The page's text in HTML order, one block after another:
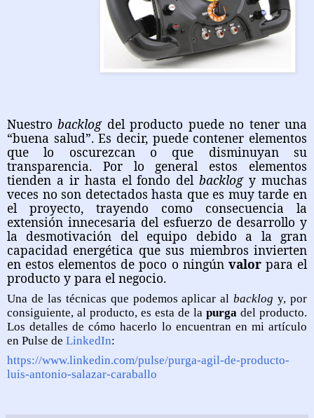
Nuestrobacklogdel producto puede no tener una
“buena salud”. Es decir, puede contener elementos
que lo oscurezcan o que disminuyan su
transparencia. Por lo general estos elementos
tienden a ir hasta el fondo delbacklogy muchas
veces no son detectados hasta que es muy tarde en
el proyecto, trayendo como consecuencia la
extensión innecesaria del esfuerzo de desarrollo y
la desmotivación del equipo debido a la gran
capacidad energética que sus miembros invierten
en estos elementos de poco o ningún valorpara el
producto y para el negocio.
Una de las técnicas que podemos aplicar albacklog y, por
consiguiente, al producto, es esta de la purga del producto.
Los detalles de cómo hacerlo lo encuentran en mi artículo
en Pulse de LinkedIn:
https://www.linkedin.com/pulse/purga-agil-de-producto-
luis-antonio-salazar-caraballo